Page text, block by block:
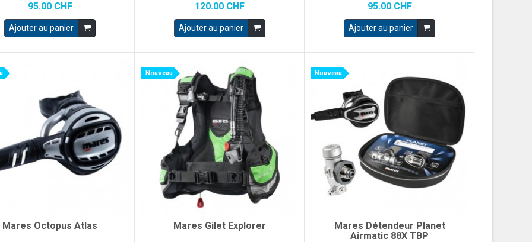
95.00 CHF
Ajouter au panier
120.00 CHF
Ajouter au panier
95.00 CHF
Ajouter au panier
Mares Octopus Atlas
Nouveau
Mares Gilet Explorer
Nouveau
Mares Détendeur Planet
Airmatic 88X TBP